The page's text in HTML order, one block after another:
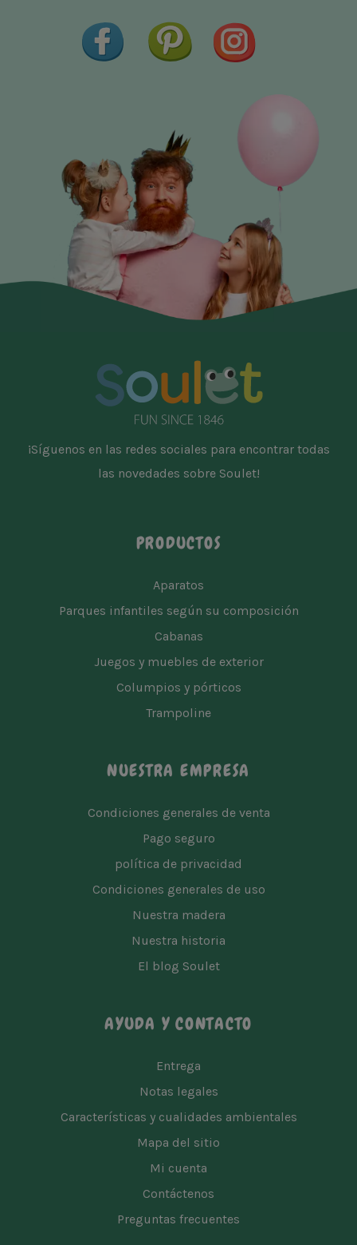
Facebook Pinterest
PRODUCTOS
Aparatos
Parques infantiles según su composición
Cabanas
Juegos y muebles de exterior
Columpios y pórticos
Trampoline
NUESTRA EMPRESA
Condiciones generales de venta
Pago seguro
política de privacidad
Condiciones generales de uso
Nuestra madera
Nuestra historia
El blog Soulet
AYUDA Y CONTACTO
Entrega
Notas legales
Características y cualidades ambientales
Mapa del sitio
Mi cuenta
Contáctenos
Preguntas frecuentes
¡Síguenos en las redes sociales para encontrar todas
las novedades sobre Soulet!